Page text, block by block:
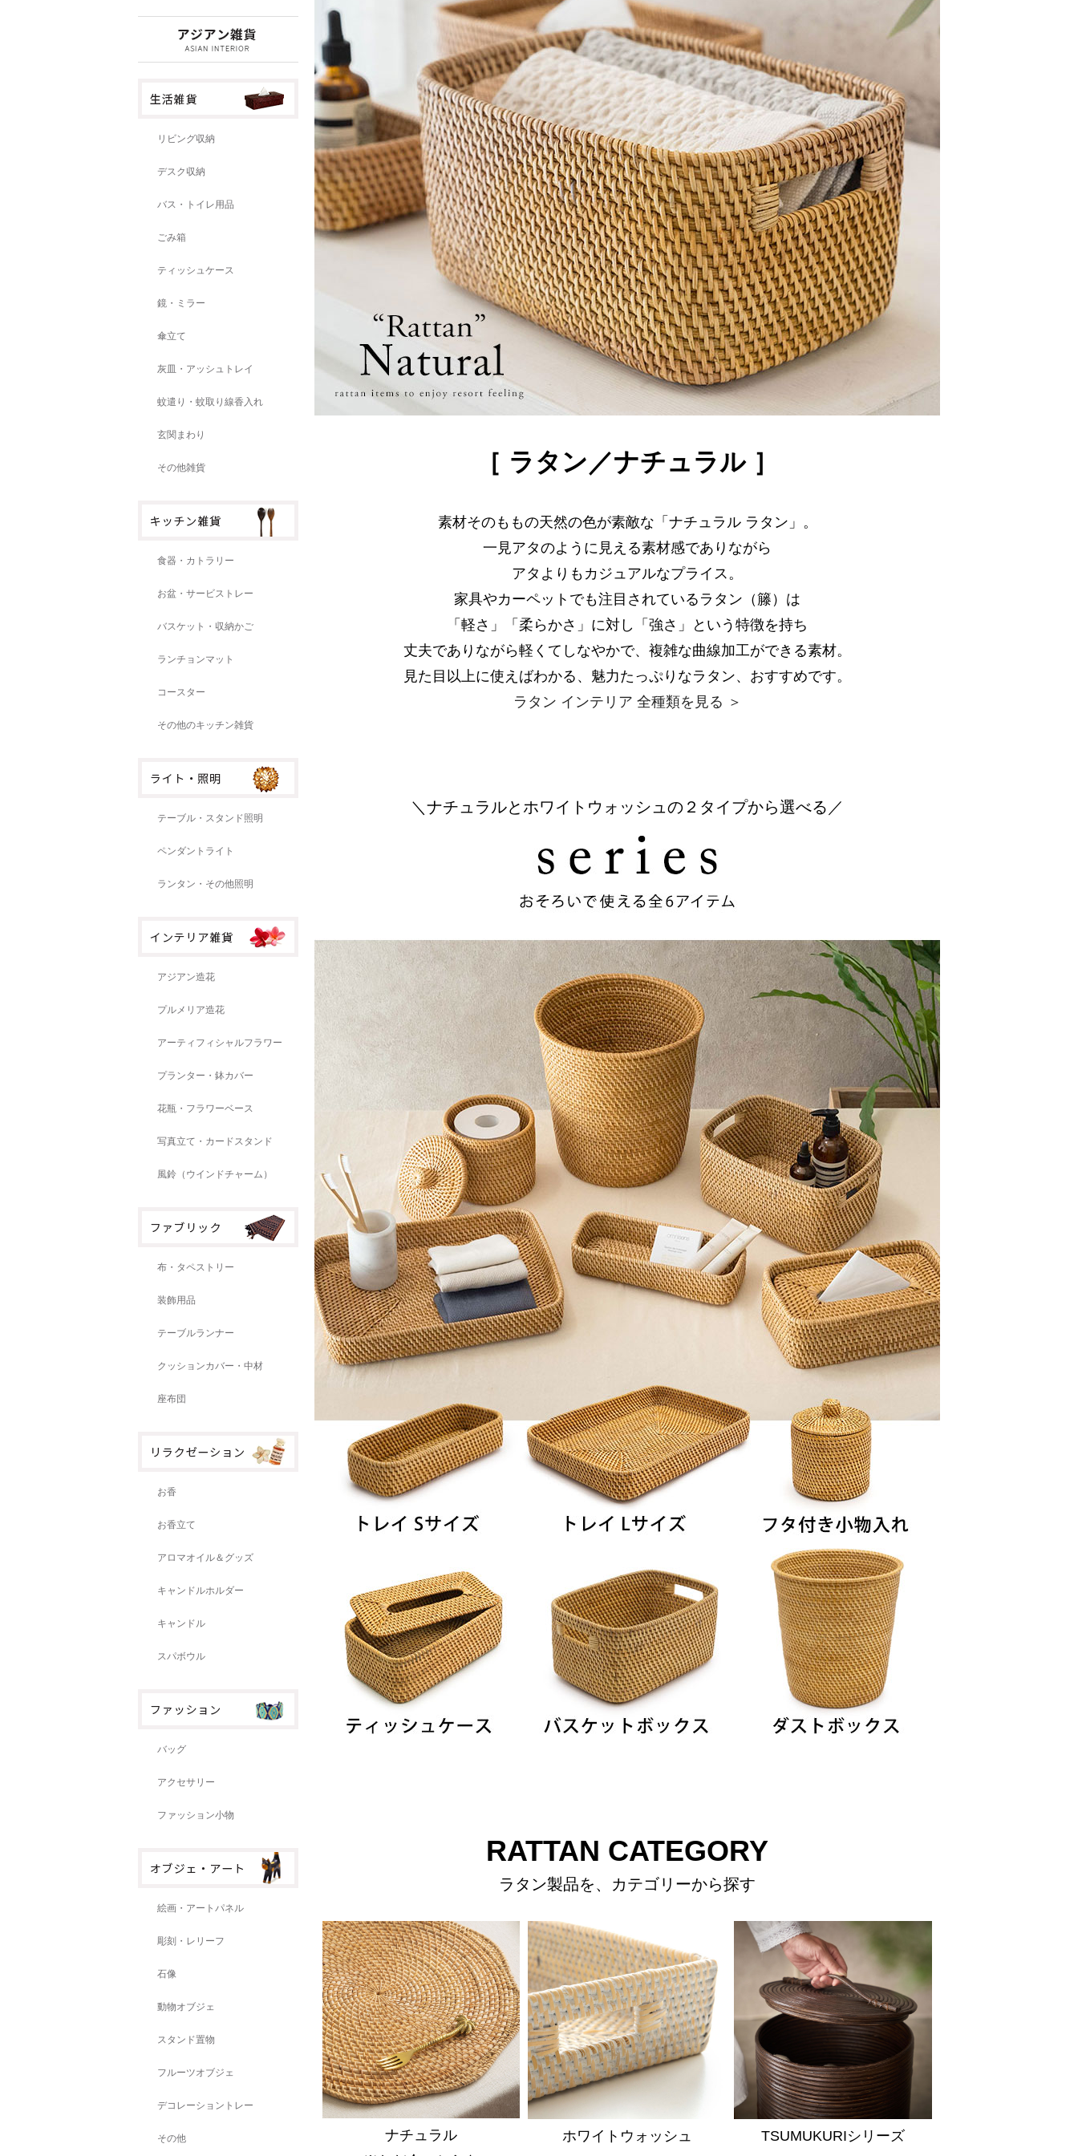
リビング収納
デスク収納
バス・トイレ用品
ごみ箱
ティッシュケース
鏡・ミラー
傘立て
灰皿・アッシュトレイ
蚊遣り・蚊取り線香入れ
玄関まわり
その他雑貨
食器・カトラリー
お盆・サービストレー
バスケット・収納かご
ランチョンマット
コースター
その他のキッチン雑貨
テーブル・スタンド照明
ペンダントライト
ランタン・その他照明
アジアン造花
プルメリア造花
アーティフィシャルフラワー
プランター・鉢カバー
花瓶・フラワーベース
写真立て・カードスタンド
風鈴（ウインドチャーム）
布・タペストリー
装飾用品
テーブルランナー
クッションカバー・中材
座布団
お香
お香立て
アロマオイル＆グッズ
キャンドルホルダー
キャンドル
スパボウル
バッグ
アクセサリー
ファッション小物
絵画・アートパネル
彫刻・レリーフ
石像
動物オブジェ
スタンド置物
フルーツオブジェ
デコレーショントレー
その他
［ ラタン／ナチュラル ］
素材そのももの天然の色が素敵な「ナチュラル ラタン」。
一見アタのように見える素材感でありながら
アタよりもカジュアルなプライス。
家具やカーペットでも注目されているラタン（籐）は
「軽さ」「柔らかさ」に対し「強さ」という特徴を持ち
丈夫でありながら軽くてしなやかで、複雑な曲線加工ができる素材。
見た目以上に使えばわかる、魅力たっぷりなラタン、おすすめです。
ラタン インテリア 全種類を見る ＞
＼ナチュラルとホワイトウォッシュの２タイプから選べる／
RATTAN CATEGORY
ラタン製品を、カテゴリーから探す
ナチュラル
ホワイトウォッシュ TSUMUKURIシリーズ